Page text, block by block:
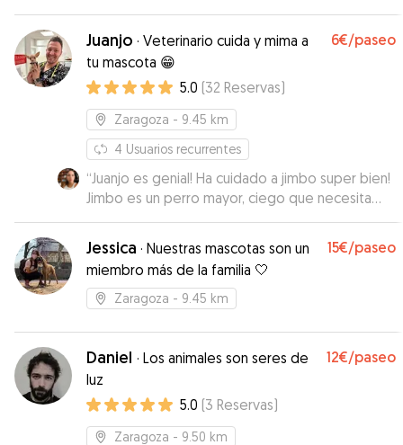
seguro. Muchas gracias!!”
Juanjo · Veterinario cuida y mima a
tu mascota 😁
6€/paseo
5.0 (32 Reservas)
Zaragoza - 9.45 km
4 Usuarios recurrentes
“Juanjo es genial! Ha cuidado a jimbo super bien!
Jimbo es un perro mayor, ciego que necesita
medicacion, y que me gusta estar en compañia,
juanjo sin duda me dio todo lo que necesitaba,
es la segunda vez que repetimos y seguro que
lo volveremos a hacer”
Jessica · Nuestras mascotas son un
miembro más de la familia 🤍
15€/paseo
Zaragoza - 9.45 km
Daniel · Los animales son seres de
luz
12€/paseo
5.0 (3 Reservas)
Zaragoza - 9.50 km